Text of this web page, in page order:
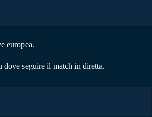
europea.
seguire il match in diretta.